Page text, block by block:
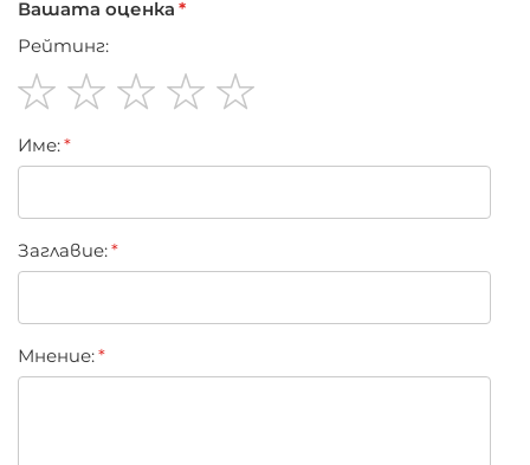
Вашата оценка
Рейтинг:
star
stars
stars
stars
stars
Име:
Заглавиe:
Мнение: